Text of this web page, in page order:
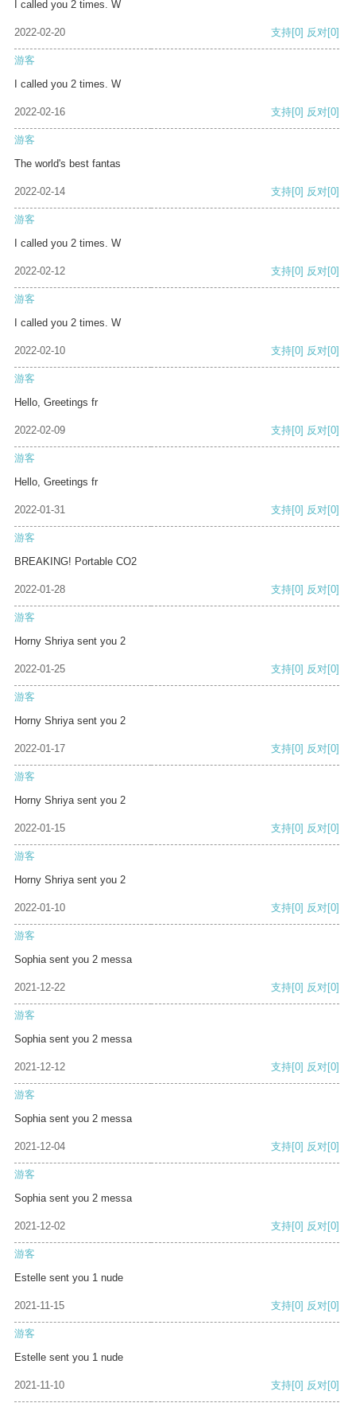
I called you 2 times. W
2022-02-20 支持[0] 反对[0]
游客
I called you 2 times. W
2022-02-16 支持[0] 反对[0]
游客
The world's best fantas
2022-02-14 支持[0] 反对[0]
游客
I called you 2 times. W
2022-02-12 支持[0] 反对[0]
游客
I called you 2 times. W
2022-02-10 支持[0] 反对[0]
游客
Hello, Greetings fr
2022-02-09 支持[0] 反对[0]
游客
Hello, Greetings fr
2022-01-31 支持[0] 反对[0]
游客
BREAKING! Portable CO2
2022-01-28 支持[0] 反对[0]
游客
Horny Shriya sent you 2
2022-01-25 支持[0] 反对[0]
游客
Horny Shriya sent you 2
2022-01-17 支持[0] 反对[0]
游客
Horny Shriya sent you 2
2022-01-15 支持[0] 反对[0]
游客
Horny Shriya sent you 2
2022-01-10 支持[0] 反对[0]
游客
Sophia sent you 2 messa
2021-12-22 支持[0] 反对[0]
游客
Sophia sent you 2 messa
2021-12-12 支持[0] 反对[0]
游客
Sophia sent you 2 messa
2021-12-04 支持[0] 反对[0]
游客
Sophia sent you 2 messa
2021-12-02 支持[0] 反对[0]
游客
Estelle sent you 1 nude
2021-11-15 支持[0] 反对[0]
游客
Estelle sent you 1 nude
2021-11-10 支持[0] 反对[0]